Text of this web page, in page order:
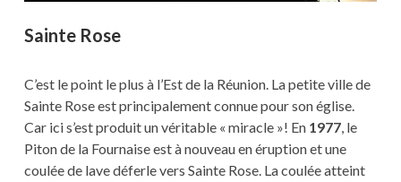
Sainte Rose
C’est le point le plus à l’Est de la Réunion. La petite ville de
Sainte Rose est principalement connue pour son église.
Car ici s’est produit un véritable « miracle »! En 1977, le
Piton de la Fournaise est à nouveau en éruption et une
coulée de lave déferle vers Sainte Rose. La coulée atteint